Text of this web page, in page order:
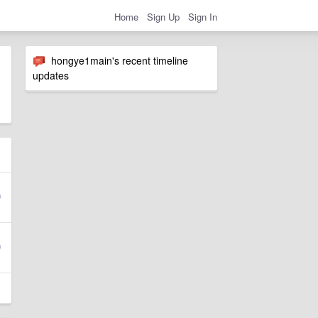
Home Sign Up Sign In
hongye1main's recent timeline
updates